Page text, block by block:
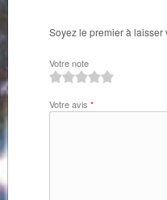
Soyez le premier à laisser
Votre note
Votre avis *